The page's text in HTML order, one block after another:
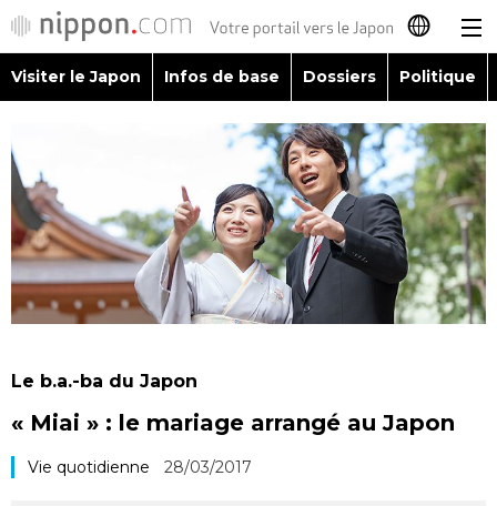
日本語
English
简体字
繁體字
Español
Русский
Visiter le Japon
Infos de base
Économie
Visiter le Japon Infos de base Dossiers Politique
Le b.a.-ba du Japon
« Miai » : le mariage arrangé au Japon
Vie quotidienne 28/03/2017